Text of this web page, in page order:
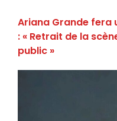
Ariana Grande fera
: « Retrait de la
public »